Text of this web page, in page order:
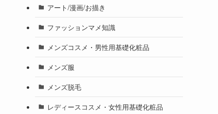
アート/漫画/お描き
ファッションマメ知識
メンズコスメ・男性用基礎化粧品
メンズ服
メンズ脱毛
レディースコスメ・女性用基礎化粧品